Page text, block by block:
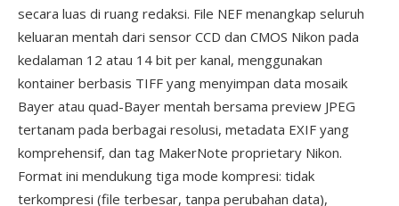
secara luas di ruang redaksi. File NEF menangkap seluruh
keluaran mentah dari sensor CCD dan CMOS Nikon pada
kedalaman 12 atau 14 bit per kanal, menggunakan
kontainer berbasis TIFF yang menyimpan data mosaik
Bayer atau quad-Bayer mentah bersama preview JPEG
tertanam pada berbagai resolusi, metadata EXIF yang
komprehensif, dan tag MakerNote proprietary Nikon.
Format ini mendukung tiga mode kompresi: tidak
terkompresi (file terbesar, tanpa perubahan data),